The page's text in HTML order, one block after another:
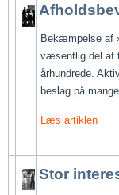
Bekæmpelse af
væsentlig del af
århundrede.
beslag på
Læs artiklen
Stor